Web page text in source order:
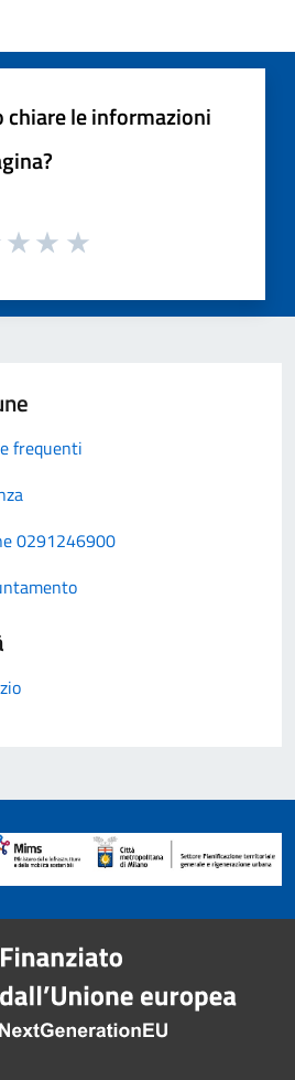
chiare le informazioni
frequenti
0291246900